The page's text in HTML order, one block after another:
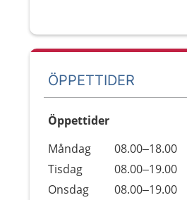
ÖPPETTIDER
Öppettider
Dag
Öppettider
Kommentarer
Måndag
08.00–18.00
Tisdag
08.00–19.00
Onsdag
08.00–19.00